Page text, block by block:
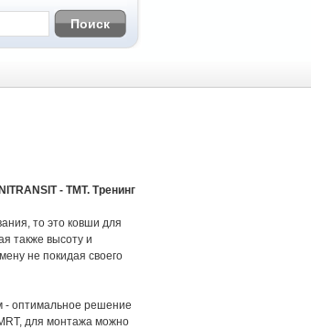
- TMT. Тренинг
то это ковши для
также высоту и
не покидая своего
- оптимальное решение
для монтажа можно